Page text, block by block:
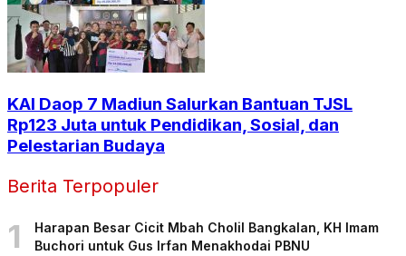
KAI Daop 7 Madiun Salurkan Bantuan TJSL
Rp123 Juta untuk Pendidikan, Sosial, dan
Pelestarian Budaya
Berita Terpopuler
1
Harapan Besar Cicit Mbah Cholil Bangkalan, KH Imam
Buchori untuk Gus Irfan Menakhodai PBNU